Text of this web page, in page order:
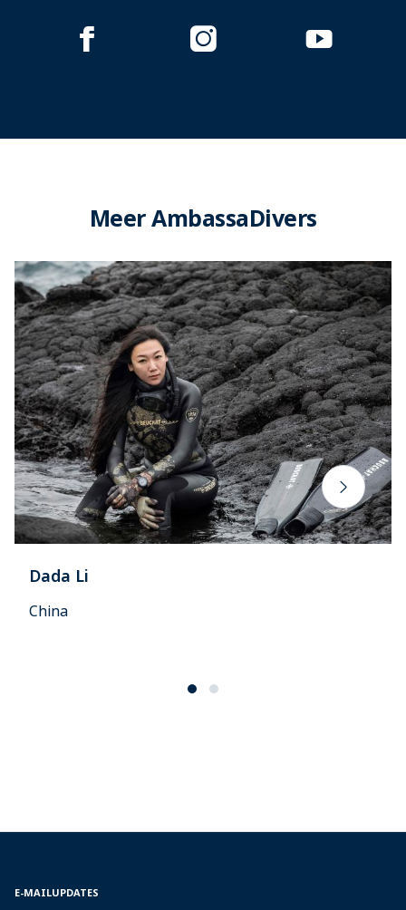
Meer AmbassaDivers
Dada Li
China
E-MAILUPDATES